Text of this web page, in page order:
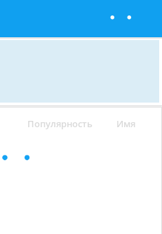
Популярность Имя